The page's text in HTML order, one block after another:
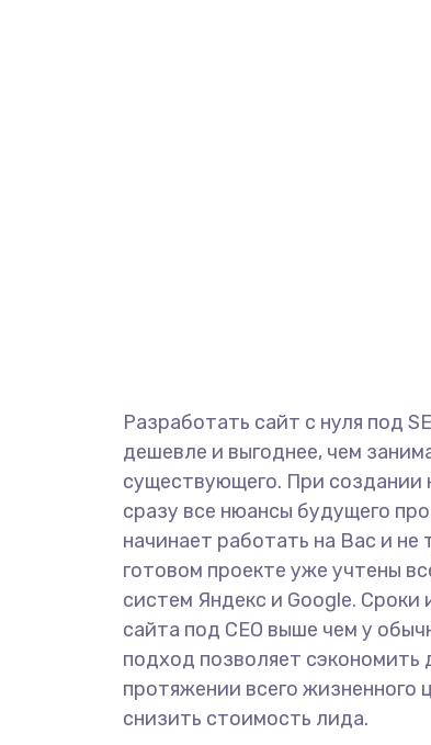
Разработать сайт с нуля под
дешевле и выгоднее, чем
существующего. При создании
сразу все нюансы будущего
начинает работать на Вас и
готовом проекте уже учтены
систем Яндекс и Google.
сайта под СЕО выше чем у
подход позволяет сэкономить
протяжении всего жизненного
снизить стоимость лида.